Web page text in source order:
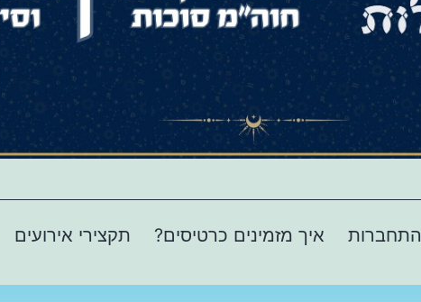
התחברות איך מזמינים כרטיסים? תקצירי אירועים